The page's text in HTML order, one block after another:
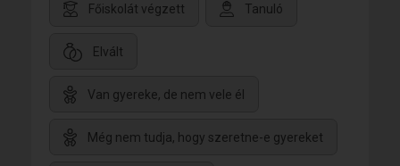
Főiskolát végzett Tanuló
Elvált
Van gyereke, de nem vele él
Még nem tudja, hogy szeretne-e gyereket